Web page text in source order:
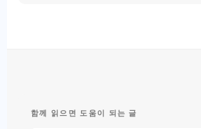
함께 읽으면 도움이 되는 글